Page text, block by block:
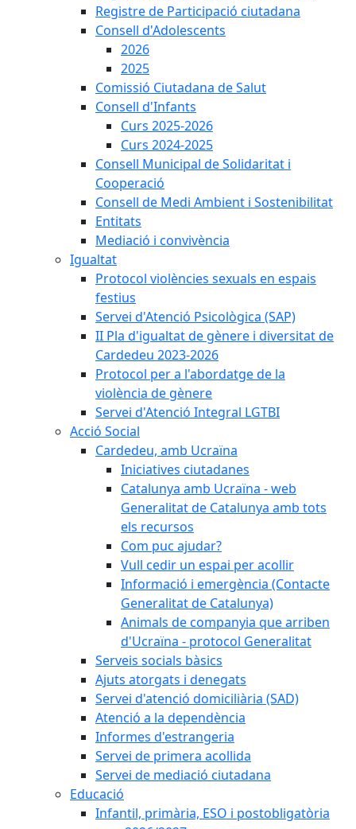
Registre de Participació ciutadana
Consell d'Adolescents
2026
2025
Comissió Ciutadana de Salut
Consell d'Infants
Curs 2025-2026
Curs 2024-2025
Consell Municipal de Solidaritat i
Cooperació
Consell de Medi Ambient i Sostenibilitat
Entitats
Mediació i convivència
Igualtat
Protocol violències sexuals en espais
festius
Servei d'Atenció Psicològica (SAP)
II Pla d'igualtat de gènere i diversitat de
Cardedeu 2023-2026
Protocol per a l'abordatge de la
violència de gènere
Servei d'Atenció Integral LGTBI
Acció Social
Cardedeu, amb Ucraïna
Iniciatives ciutadanes
Catalunya amb Ucraïna - web
Generalitat de Catalunya amb tots
els recursos
Com puc ajudar?
Vull cedir un espai per acollir
Informació i emergència (Contacte
Generalitat de Catalunya)
Animals de companyia que arriben
d'Ucraïna - protocol Generalitat
Serveis socials bàsics
Ajuts atorgats i denegats
Servei d'atenció domiciliària (SAD)
Atenció a la dependència
Informes d'estrangeria
Servei de primera acollida
Servei de mediació ciutadana
Educació
Infantil, primària, ESO i postobligatòria